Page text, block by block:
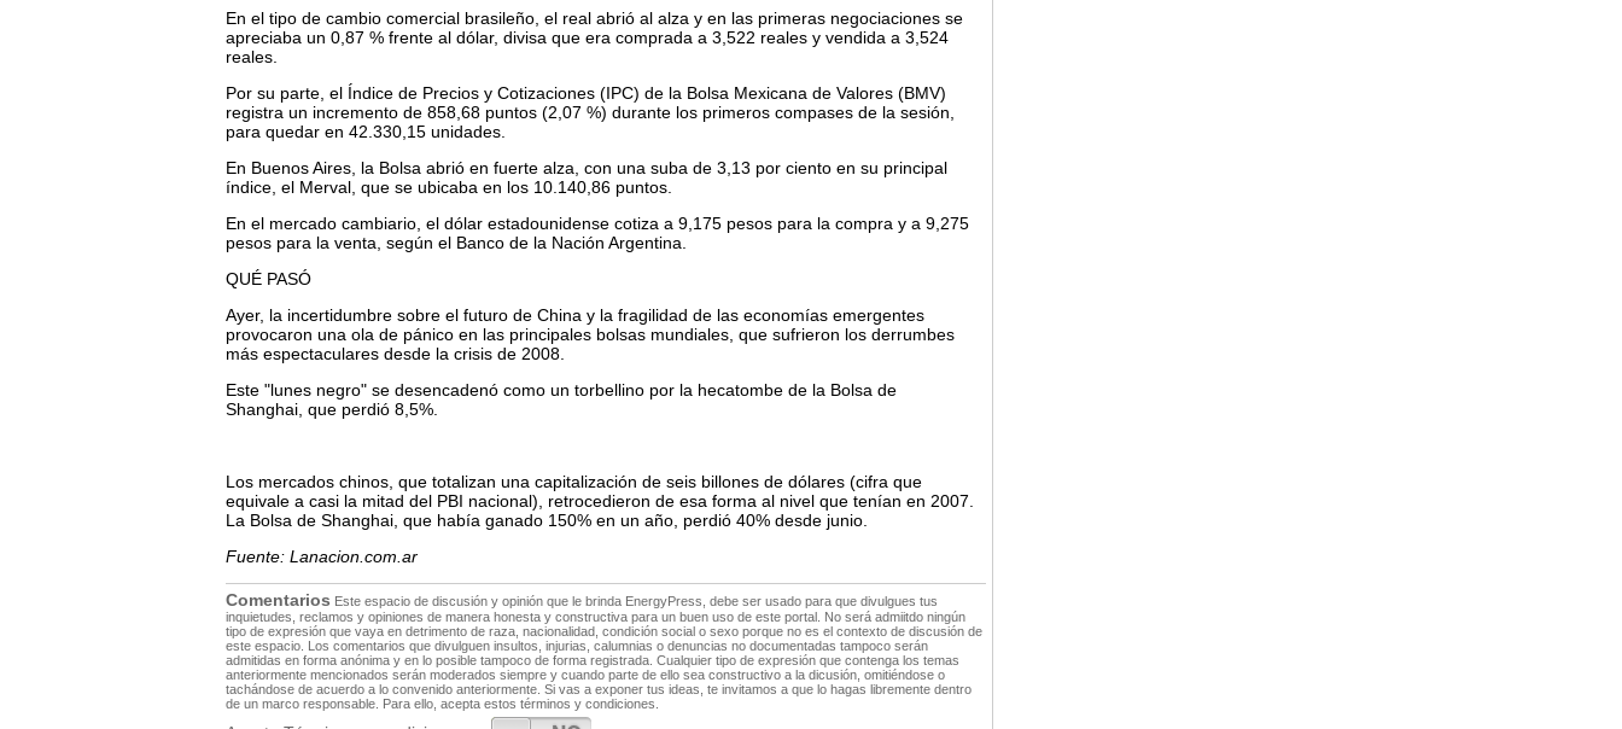
En el tipo de cambio comercial brasileño, el real abrió al alza y en las primeras negociaciones se
apreciaba un 0,87 % frente al dólar, divisa que era comprada a 3,522 reales y vendida a 3,524
reales.
Por su parte, el Índice de Precios y Cotizaciones (IPC) de la Bolsa Mexicana de Valores (BMV)
registra un incremento de 858,68 puntos (2,07 %) durante los primeros compases de la sesión,
para quedar en 42.330,15 unidades.
En Buenos Aires, la Bolsa abrió en fuerte alza, con una suba de 3,13 por ciento en su principal
índice, el Merval, que se ubicaba en los 10.140,86 puntos.
En el mercado cambiario, el dólar estadounidense cotiza a 9,175 pesos para la compra y a 9,275
pesos para la venta, según el Banco de la Nación Argentina.
QUÉ PASÓ
Ayer, la incertidumbre sobre el futuro de China y la fragilidad de las economías emergentes
provocaron una ola de pánico en las principales bolsas mundiales, que sufrieron los derrumbes
más espectaculares desde la crisis de 2008.
Este "lunes negro" se desencadenó como un torbellino por la hecatombe de la Bolsa de
Shanghai, que perdió 8,5%.
Los mercados chinos, que totalizan una capitalización de seis billones de dólares (cifra que
equivale a casi la mitad del PBI nacional), retrocedieron de esa forma al nivel que tenían en 2007.
La Bolsa de Shanghai, que había ganado 150% en un año, perdió 40% desde junio.
Fuente: Lanacion.com.ar
Comentarios Este espacio de discusión y opinión que le brinda EnergyPress, debe ser usado para que divulgues tus
inquietudes, reclamos y opiniones de manera honesta y constructiva para un buen uso de este portal. No será admiitdo ningún
tipo de expresión que vaya en detrimento de raza, nacionalidad, condición social o sexo porque no es el contexto de discusión de
este espacio. Los comentarios que divulguen insultos, injurias, calumnias o denuncias no documentadas tampoco serán
admitidas en forma anónima y en lo posible tampoco de forma registrada. Cualquier tipo de expresión que contenga los temas
anteriormente mencionados serán moderados siempre y cuando parte de ello sea constructivo a la dicusión, omitiéndose o
tachándose de acuerdo a lo convenido anteriormente. Si vas a exponer tus ideas, te invitamos a que lo hagas libremente dentro
de un marco responsable. Para ello, acepta estos términos y condiciones.